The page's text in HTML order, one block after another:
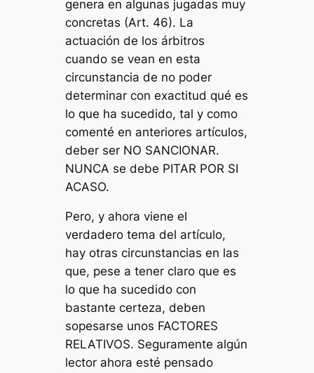
genera en algunas jugadas muy
concretas (Art. 46). La
actuación de los árbitros
cuando se vean en esta
circunstancia de no poder
determinar con exactitud qué es
lo que ha sucedido, tal y como
comenté en anteriores artículos,
deber ser NO SANCIONAR.
NUNCA se debe PITAR POR SI
ACASO.
Pero, y ahora viene el
verdadero tema del artículo,
hay otras circunstancias en las
que, pese a tener claro que es
lo que ha sucedido con
bastante certeza, deben
sopesarse unos FACTORES
RELATIVOS. Seguramente algún
lector ahora esté pensado